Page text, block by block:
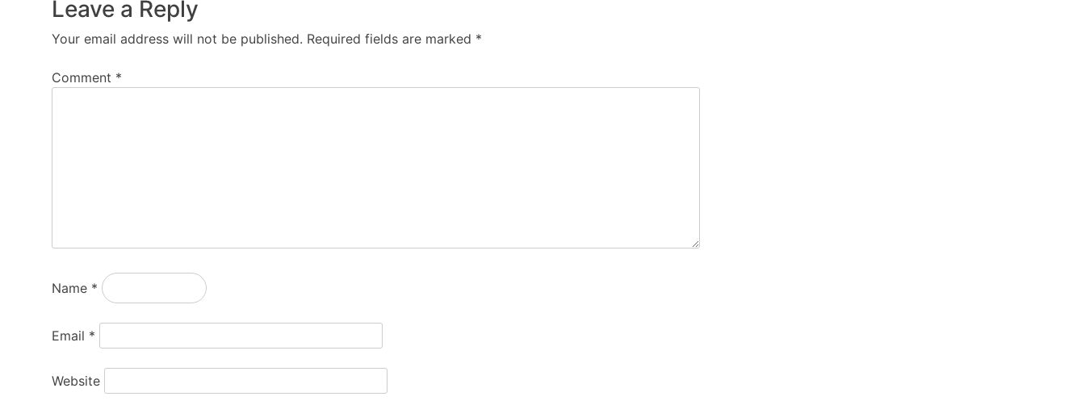
Leave a Reply
Your email address will not be published. Required fields are marked *
Comment *
Name *
Email *
Website